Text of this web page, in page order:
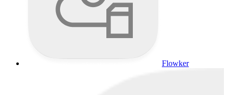
Flowker